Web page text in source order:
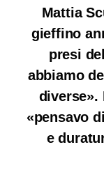
Mattia
gieffino
presi
abbiamo
diverse».
«pensavo
e